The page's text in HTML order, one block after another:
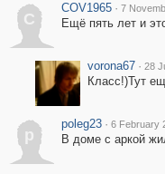
C
COV1965 · 7
Ещё пять лет и
vorona67 · 28
Класс!)Тут
p
poleg23 · 6 February
В доме с аркой